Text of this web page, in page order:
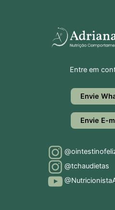
Entre em
Envie
Envie E-
@tchaudietas